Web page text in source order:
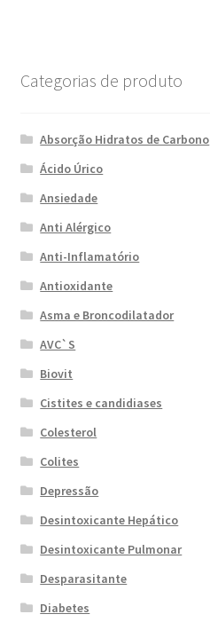
Categorias de produto
Absorção Hidratos de Carbono
Ácido Úrico
Ansiedade
Anti Alérgico
Anti-Inflamatório
Antioxidante
Asma e Broncodilatador
AVC`S
Biovit
Cistites e candidiases
Colesterol
Colites
Depressão
Desintoxicante Hepático
Desintoxicante Pulmonar
Desparasitante
Diabetes